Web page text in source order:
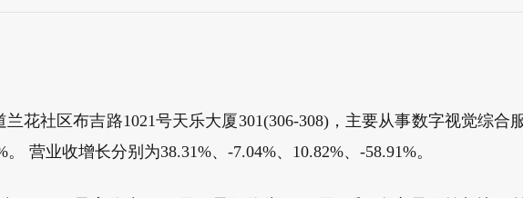
花社区布吉路1021号天乐大厦301(306-308)，主要从事数字视觉综合
营业收增长分别为38.31%、-7.04%、10.82%、-58.91%。